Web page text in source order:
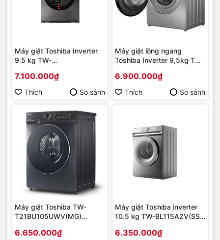
Máy giặt Toshiba Inverter
9.5 kg TW-
2025 | Hàng chính hãng
7.100.000₫
Thích So sánh
Máy giặt lồng ngang
Toshiba Inverter 9,5kg TW-
Hàng chính hãng
6.900.000₫
Thích So sánh
Máy giặt Toshiba TW-
T21BU105UWV(MG)
chính hãng
6.650.000₫
Máy giặt Toshiba inverter
10.5 kg TW-BL115A2V(SS)
6.350.000₫